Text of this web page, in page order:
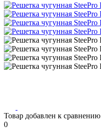
Товар добавлен к сравнению
0